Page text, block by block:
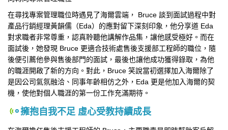
在尋找專案管理職位時遇見了海爾雲端， Bruce 談到面試過程中對
產品行銷經理黃韻儒（Eda）的應對留下深刻印象，他分享道 Eda
對求職者非常尊重，認真聆聽他講解作品集，讓他感受極好。而在
面試後，她發現 Bruce 更適合技術處售後支援部工程師的職位，隨
後便引薦他參與售後部門的面試，最後也讓他成功獲得錄取，為他
的職涯開啟了新的方向。對此，Bruce 笑說當初選擇加入海爾除了
是因公司氣氛融洽、同事年齡相仿之外，Eda 更是他加入海爾的契
機，使他對個人職涯的第一份工作充滿期待。
擁抱自我不足 虛心受教持續成長